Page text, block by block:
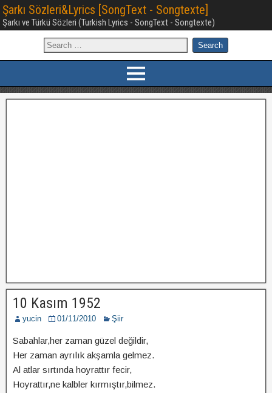
Şarkı Sözleri&Lyrics [SongText - Songtexte]
Şarkı ve Türkü Sözleri (Turkish Lyrics - SongText - Songtexte)
10 Kasım 1952
yucin 01/11/2010 Şiir
Sabahlar,her zaman güzel değildir,
Her zaman ayrılık akşamla gelmez.
Al atlar sırtında hoyrattır fecir,
Hoyrattır,ne kalbler kırmıştır,bilmez.